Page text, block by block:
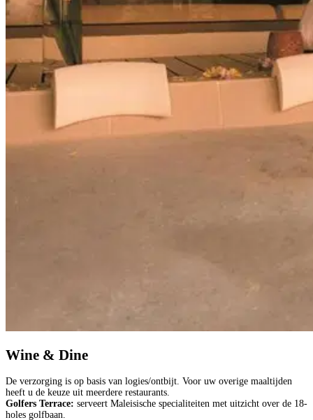
Wine & Dine
De verzorging is op basis van logies/ontbijt. Voor uw overige maaltijden
heeft u de keuze uit meerdere restaurants.
Golfers Terrace: serveert Maleisische specialiteiten met uitzicht over de 18-
holes golfbaan.